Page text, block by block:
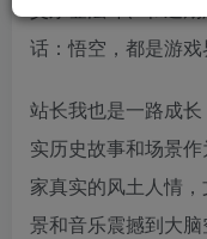
话：悟空，都是游戏
站长我也是一路成
实历史故事和场景
家真实的风土人情
景和音乐震撼到大